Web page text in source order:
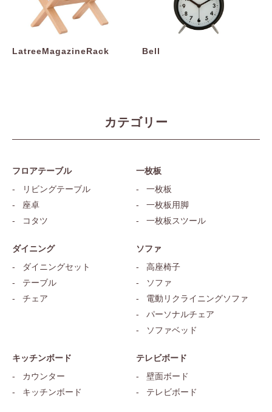
LatreeMagazineRack Bell
カテゴリー
フロアテーブル
リビングテーブル
座卓
コタツ
一枚板
一枚板
一枚板用脚
一枚板スツール
ダイニング
ダイニングセット
テーブル
チェア
ソファ
高座椅子
ソファ
電動リクライニングソファ
パーソナルチェア
ソファベッド
キッチンボード
カウンター
キッチンボード
テレビボード
壁面ボード
テレビボード